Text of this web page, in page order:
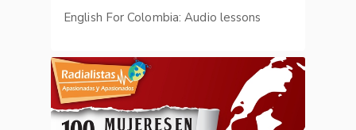
English For Colombia: Audio lessons